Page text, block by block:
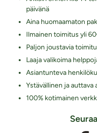
päivänä
Aina huomaamaton
Ilmainen toimitus yli
Paljon joustavia
Laaja valikoima
Asiantunteva
Ystävällinen ja auttava
100% kotimainen